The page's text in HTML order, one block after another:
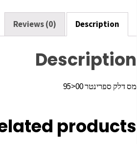
Description
Reviews (0)
Description
מס דלק ספרינטר 00<95
products